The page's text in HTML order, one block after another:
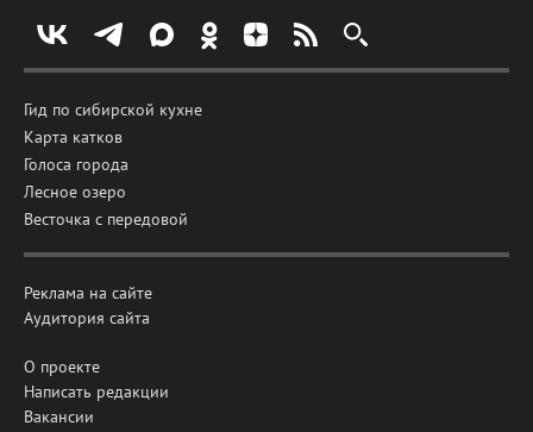
Гид по сибирской кухне
Карта катков
Голоса города
Лесное озеро
Весточка с передовой
Реклама на сайте
Аудитория сайта
О проекте
Написать редакции
Вакансии